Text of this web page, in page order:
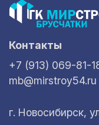
Контакты
+7 (913) 069-81-
mb@mirstroy54.ru
г. Новосибирск,